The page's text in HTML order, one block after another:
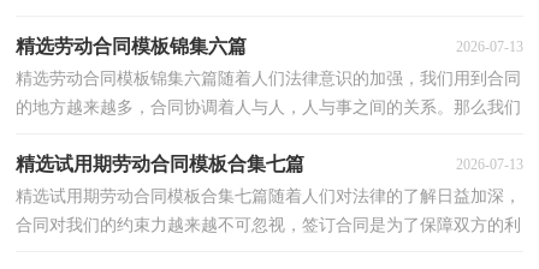
精选劳动合同模板锦集六篇 2026-07-13
精选劳动合同模板锦集六篇随着人们法律意识的加强，我们用到合同
的地方越来越多，合同协调着人与人，人与事之间的关系。那么我们
精选试用期劳动合同模板合集七篇 2026-07-13
精选试用期劳动合同模板合集七篇随着人们对法律的了解日益加深，
合同对我们的约束力越来越不可忽视，签订合同是为了保障双方的利